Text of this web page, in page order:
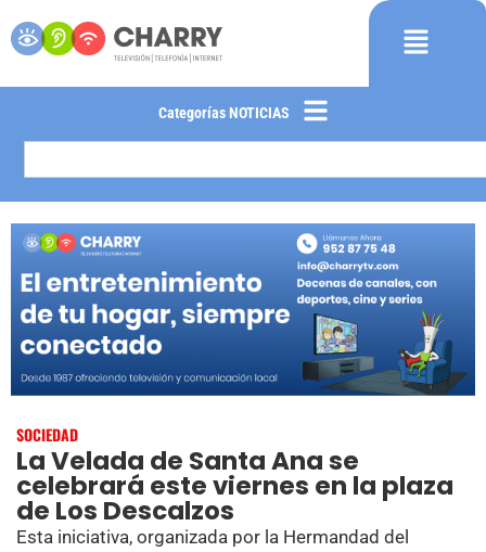
Categorías NOTICIAS
SOCIEDAD
La Velada de Santa Ana se
celebrará este viernes en la plaza
de Los Descalzos
Esta iniciativa, organizada por la Hermandad del